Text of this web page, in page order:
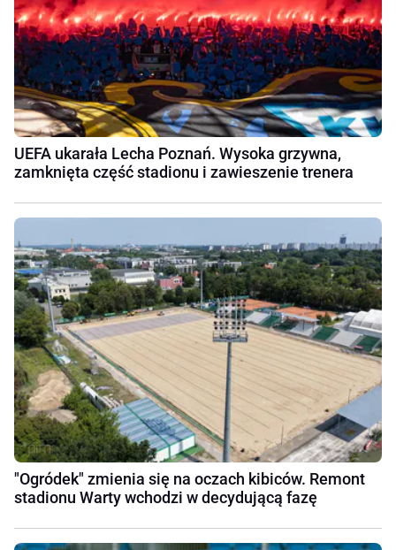
UEFA ukarała Lecha Poznań. Wysoka grzywna,
zamknięta część stadionu i zawieszenie trenera
"Ogródek" zmienia się na oczach kibiców. Remont
stadionu Warty wchodzi w decydującą fazę